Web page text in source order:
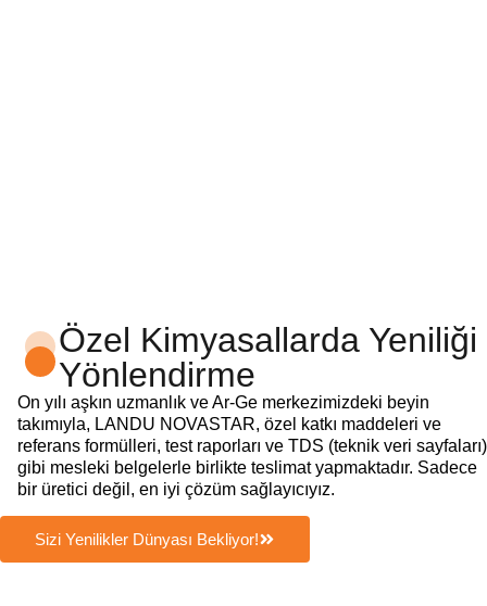
Özel Kimyasallarda Yeniliği
Yönlendirme
On yılı aşkın uzmanlık ve Ar-Ge merkezimizdeki beyin
takımıyla, LANDU NOVASTAR, özel katkı maddeleri ve
referans formülleri, test raporları ve TDS (teknik veri sayfaları)
gibi mesleki belgelerle birlikte teslimat yapmaktadır. Sadece
bir üretici değil, en iyi çözüm sağlayıcıyız.
Sizi Yenilikler Dünyası Bekliyor!